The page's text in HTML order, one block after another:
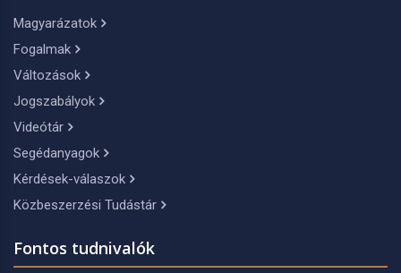
Magyarázatok
Fogalmak
Változások
Jogszabályok
Videótár
Segédanyagok
Kérdések-válaszok
Közbeszerzési Tudástár
Fontos tudnivalók